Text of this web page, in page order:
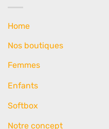
Home
Nos boutiques
Femmes
Enfants
Softbox
Notre concept